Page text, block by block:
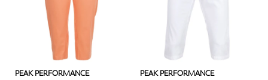
PEAK PERFORMANCE PEAK PERFORMANCE